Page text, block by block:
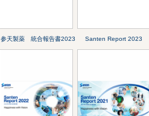
参天製薬 統合報告書2023 Santen Report 2023